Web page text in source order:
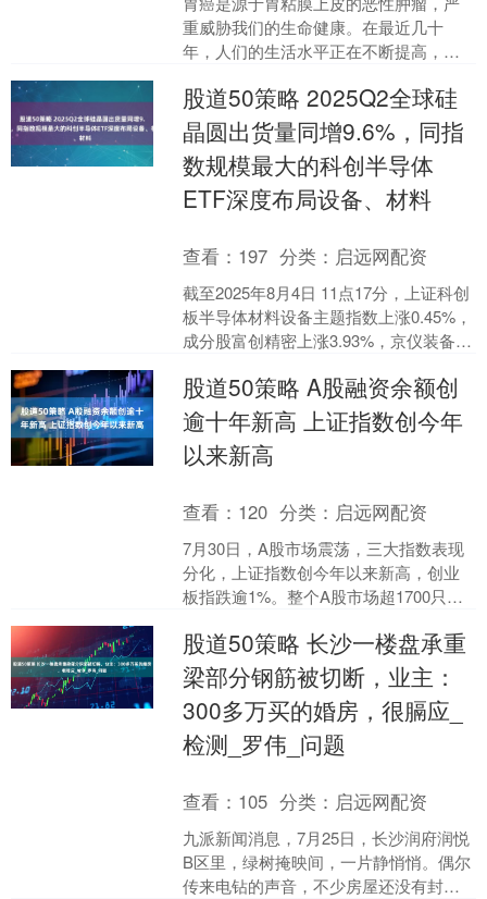
重威胁我们的生命健康。在最近几十
年，人们的生活水平正在不断提高，良
旋杆菌根除等原因使得胃癌的....
股道50策略 2025Q2全球硅
晶圆出货量同增9.6%，同指
数规模最大的科创半导体
ETF深度布局设备、材料
查看： 197 分类： 启远网配资
截至2025年8月4日 11点17分，上证科创
板半导体材料设备主题指数上涨0.45%，
成分股富创精密上涨3.93%，京仪装备上
股道50策略 A股融资余额创
逾十年新高 上证指数创今年
以来新高
查看： 120 分类： 启远网配资
7月30日，A股市场震荡，三大指数表现
分化，上证指数创今年以来新高，创业
板指跌逾1%。整个A股市场超1700只股
动，钢铁、石....
股道50策略 长沙一楼盘承重
梁部分钢筋被切断，业主：
300多万买的婚房，很膈应_
检测_罗伟_问题
查看： 105 分类： 启远网配资
九派新闻消息，7月25日，长沙润府润悦
B区里，绿树掩映间，一片静悄悄。偶尔
传来电钻的声音，不少房屋还没有封